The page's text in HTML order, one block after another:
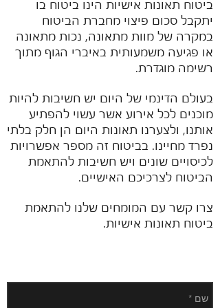
ביטוח תאונות אישיות הינו ביטוח בו
יתקבל סכום פיצוי מחברת הביטוח
במקרה של מוות מתאונה, נכות מתאונה
או פגיעה משמעותית באיברי הגוף מתוך
רשימה מוגדרת.
בעולם הדינמי של היום יש חשיבות להיות
מוכנים לכל אירוע אשר עשוי להפתיע
אותנו, ולצערנו תאונות היום הן חלק בלתי
נפרד מחיינו. בביטוח זה מספר אפשרויות
לכיסויים שונים ויש חשיבות להתאמת
הביטוח לצרכיכם האישיים.
צרו קשר עם המומחים שלנו להתאמת
ביטוח תאונות אישיות.